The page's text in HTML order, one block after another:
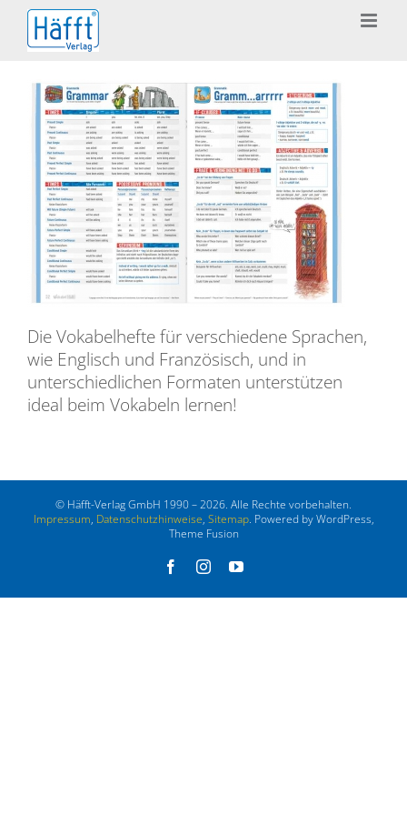
Zum
Inhalt
springen
Die Vokabelhefte für verschiedene Sprachen,
wie Englisch und Französisch, und in
unterschiedlichen Formaten unterstützen
ideal beim Vokabeln lernen!
© Häfft-Verlag GmbH 1990 – 2026. Alle Rechte vorbehalten.
Impressum, Datenschutzhinweise, Sitemap. Powered by WordPress,
Theme Fusion
FacebookInstagramYouTube